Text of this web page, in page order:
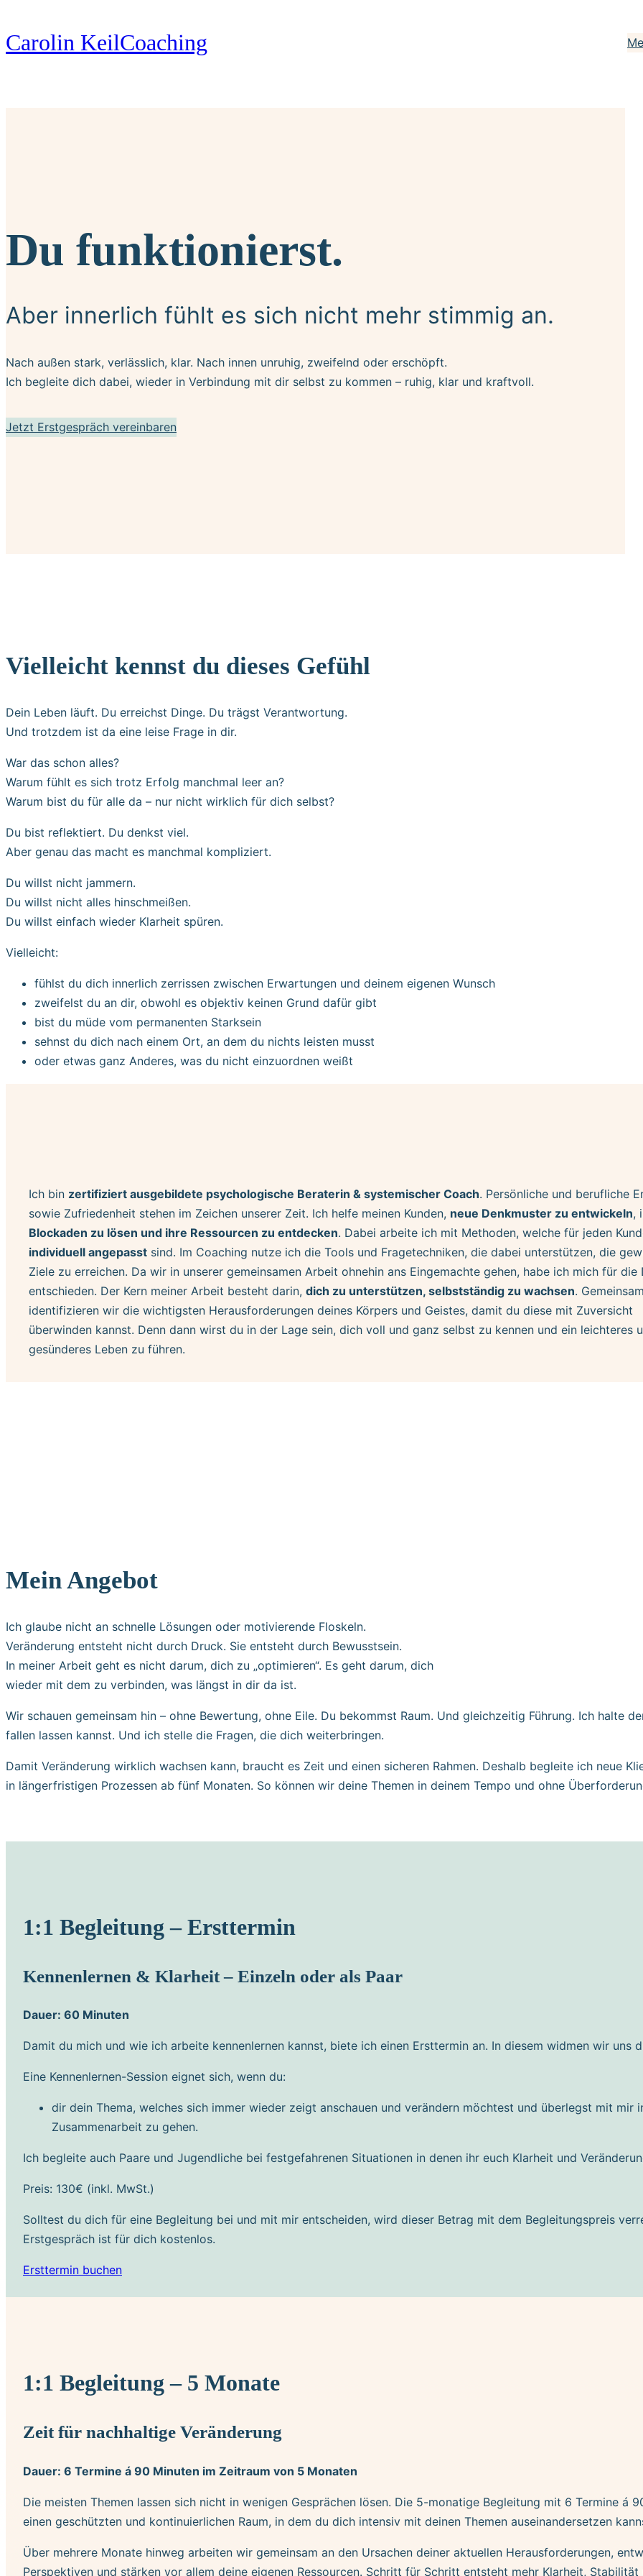
Carolin KeilCoaching
Du funktionierst.
Aber innerlich fühlt es sich nicht mehr stimmig an.
Nach außen stark, verlässlich, klar. Nach innen unruhig, zweifelnd oder erschöpft.
Ich begleite dich dabei, wieder in Verbindung mit dir selbst zu kommen – ruhig, klar und kraftvoll.
Jetzt Erstgespräch vereinbaren
Vielleicht kennst du dieses Gefühl
Dein Leben läuft. Du erreichst Dinge. Du trägst Verantwortung.
Und trotzdem ist da eine leise Frage in dir.
War das schon alles?
Warum fühlt es sich trotz Erfolg manchmal leer an?
Warum bist du für alle da – nur nicht wirklich für dich selbst?
Du bist reflektiert. Du denkst viel.
Aber genau das macht es manchmal kompliziert.
Du willst nicht jammern.
Du willst nicht alles hinschmeißen.
Du willst einfach wieder Klarheit spüren.
Vielleicht:
fühlst du dich innerlich zerrissen zwischen Erwartungen und deinem eigenen Wunsch
zweifelst du an dir, obwohl es objektiv keinen Grund dafür gibt
bist du müde vom permanenten Starksein
sehnst du dich nach einem Ort, an dem du nichts leisten musst
oder etwas ganz Anderes, was du nicht einzuordnen weißt
Ich bin zertifiziert ausgebildete psychologische Beraterin & systemischer Coach. Persönliche und berufliche
sowie Zufriedenheit stehen im Zeichen unserer Zeit. Ich helfe meinen Kunden, neue Denkmuster zu entwickeln,
Blockaden zu lösen und ihre Ressourcen zu entdecken. Dabei arbeite ich mit Methoden, welche für jeden
individuell angepasst sind. Im Coaching nutze ich die Tools und Fragetechniken, die dabei unterstützen, die
Ziele zu erreichen. Da wir in unserer gemeinsamen Arbeit ohnehin ans Eingemachte gehen, habe ich mich für die
entschieden. Der Kern meiner Arbeit besteht darin, dich zu unterstützen, selbstständig zu wachsen. Gemeinsam
identifizieren wir die wichtigsten Herausforderungen deines Körpers und Geistes, damit du diese mit Zuversicht
überwinden kannst. Denn dann wirst du in der Lage sein, dich voll und ganz selbst zu kennen und ein leichteres
gesünderes Leben zu führen.
Mein Angebot
Ich glaube nicht an schnelle Lösungen oder motivierende Floskeln.
Veränderung entsteht nicht durch Druck. Sie entsteht durch Bewusstsein.
In meiner Arbeit geht es nicht darum, dich zu „optimieren“. Es geht darum, dich
wieder mit dem zu verbinden, was längst in dir da ist.
Wir schauen gemeinsam hin – ohne Bewertung, ohne Eile. Du bekommst Raum. Und gleichzeitig Führung. Ich halte
fallen lassen kannst. Und ich stelle die Fragen, die dich weiterbringen.
Damit Veränderung wirklich wachsen kann, braucht es Zeit und einen sicheren Rahmen. Deshalb begleite ich neue
in längerfristigen Prozessen ab fünf Monaten. So können wir deine Themen in deinem Tempo und ohne
1:1 Begleitung – Ersttermin
Kennenlernen & Klarheit– Einzeln oder als Paar
Dauer: 60 Minuten
Damit du mich und wie ich arbeite kennenlernen kannst, biete ich einen Ersttermin an. In diesem widmen wir uns
Eine Kennenlernen-Session eignet sich, wenn du:
dir dein Thema, welches sich immer wieder zeigt anschauen und verändern möchtest und überlegst mit mir
Zusammenarbeit zu gehen.
Ich begleite auch Paare und Jugendliche bei festgefahrenen Situationen in denen ihr euch Klarheit und
​Preis: 130€ (inkl. MwSt.)
Solltest du dich für eine Begleitung bei und mit mir entscheiden, wird dieser Betrag mit dem Begleitungspreis
Erstgespräch ist für dich kostenlos.
Ersttermin buchen
1:1 Begleitung – 5 Monate
Zeit für nachhaltige Veränderung
Dauer: 6 Termine á 90 Minuten im Zeitraum von 5 Monaten
Die meisten Themen lassen sich nicht in wenigen Gesprächen lösen. Die 5-monatige Begleitung mit 6 Termine á
einen geschützten und kontinuierlichen Raum, in dem du dich intensiv mit deinen Themen auseinandersetzen
Über mehrere Monate hinweg arbeiten wir gemeinsam an den Ursachen deiner aktuellen Herausforderungen,
Perspektiven und stärken vor allem deine eigenen Ressourcen. Schritt für Schritt entsteht mehr Klarheit, Stabilität